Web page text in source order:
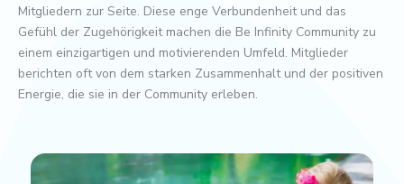
Mitgliedern zur Seite. Diese enge Verbundenheit und das
Gefühl der Zugehörigkeit machen die Be Infinity Community zu
einem einzigartigen und motivierenden Umfeld. Mitglieder
berichten oft von dem starken Zusammenhalt und der positiven
Energie, die sie in der Community erleben.